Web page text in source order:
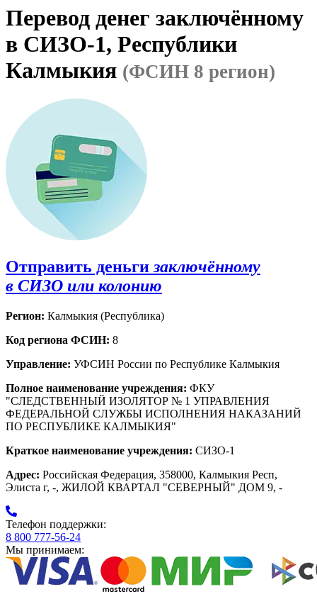
Перевод денег заключённому
в СИЗО-1, Республики
Калмыкия (ФСИН 8 регион)
Отправить деньги заключённому
в СИЗО или колонию
Регион: Калмыкия (Республика)
Код региона ФСИН: 8
Управление: УФСИН России по Республике Калмыкия
Полное наименование учреждения: ФКУ
"СЛЕДСТВЕННЫЙ ИЗОЛЯТОР № 1 УПРАВЛЕНИЯ
ФЕДЕРАЛЬНОЙ СЛУЖБЫ ИСПОЛНЕНИЯ НАКАЗАНИЙ
ПО РЕСПУБЛИКЕ КАЛМЫКИЯ"
Краткое наименование учреждения: СИЗО-1
Адрес: Российская Федерация, 358000, Калмыкия Респ,
Элиста г, -, ЖИЛОЙ КВАРТАЛ "СЕВЕРНЫЙ" ДОМ 9, -
Телефон поддержки:
8 800 777-56-24
Мы принимаем: